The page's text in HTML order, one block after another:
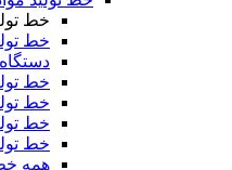
خط
خط
خط
خط
خط
خط
همه خط